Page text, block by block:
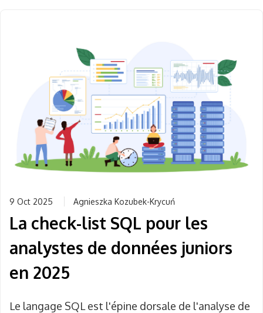
9 Oct 2025 Agnieszka Kozubek-Krycuń
La check-list SQL pour les
analystes de données juniors
en 2025
Le langage SQL est l'épine dorsale de l'analyse de